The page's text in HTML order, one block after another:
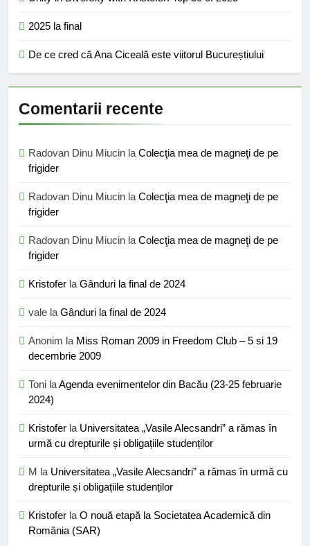
2025 la final
De ce cred că Ana Ciceală este viitorul Bucureștiului
Comentarii recente
Radovan Dinu Miucin la Colecţia mea de magneţi de pe
frigider
Radovan Dinu Miucin la Colecţia mea de magneţi de pe
frigider
Radovan Dinu Miucin la Colecţia mea de magneţi de pe
frigider
Kristofer la Gânduri la final de 2024
vale la Gânduri la final de 2024
Anonim la Miss Roman 2009 in Freedom Club – 5 si 19
decembrie 2009
Toni laAgenda evenimentelor din Bacău (23-25 februarie
2024)
Kristofer la Universitatea „Vasile Alecsandri” a rămas în
urmă cu drepturile și obligațiile studenților
M la Universitatea „Vasile Alecsandri” a rămas în urmă cu
drepturile și obligațiile studenților
Kristofer la O nouă etapă la Societatea Academică din
România (SAR)